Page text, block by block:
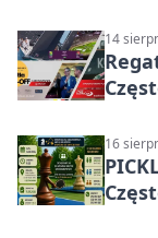
14
16